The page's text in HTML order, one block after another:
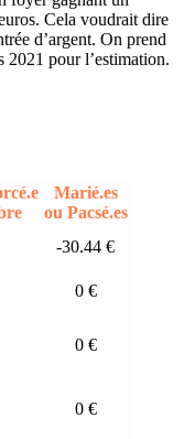
Cela voudrait dire
d’argent. On prend
2021 pour l’estimation.
Marié.es
ou Pacsé.es
-30.44 €
0 €
0 €
0 €